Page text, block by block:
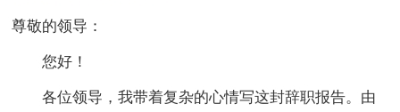
尊敬的领导：
您好！
各位领导，我带着复杂的心情写这封辞职报告。由